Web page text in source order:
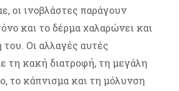
οι ινοβλάστες παράγουν
και το δέρμα χαλαρώνει και
Οι αλλαγές αυτές
τη κακή διατροφή, τη μεγάλη
το κάπνισμα και τη μόλυνση